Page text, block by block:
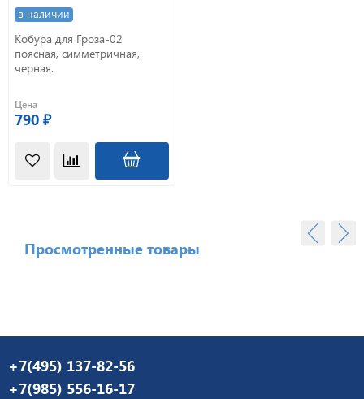
в наличии
Кобура для Гроза-02
поясная, симметричная,
черная.
Цена
790 ₽
Просмотренные товары
+7(495) 137-82-56
+7(985) 556-16-17